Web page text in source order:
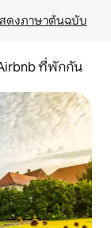
ดงภาษาต้นฉบับ
ที่พักกัน